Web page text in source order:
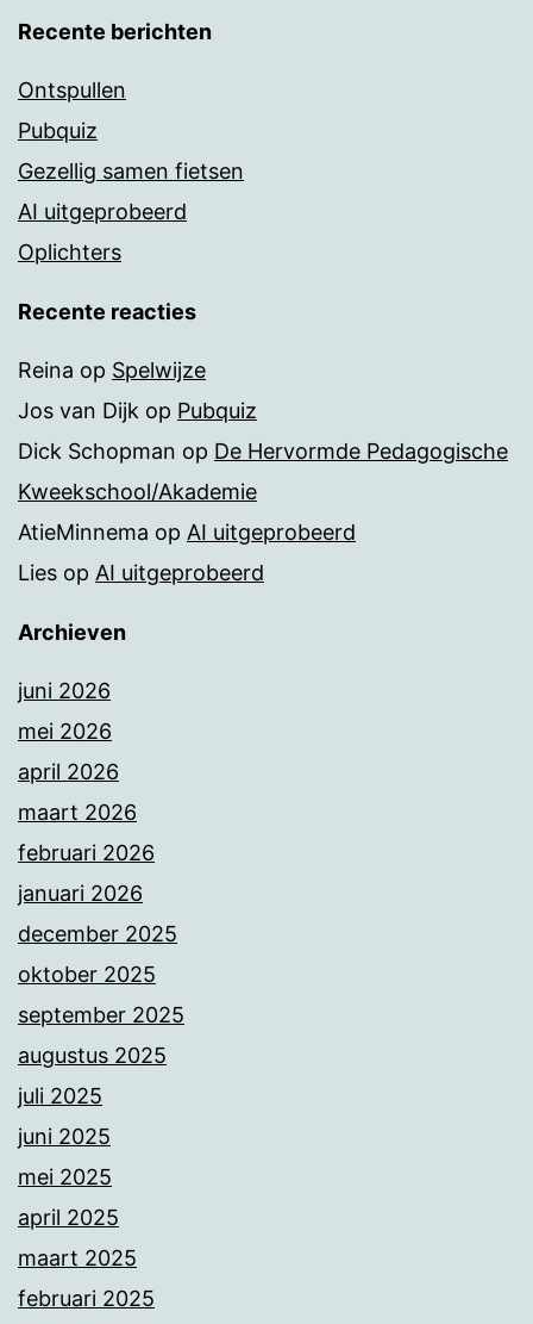
Recente berichten
Ontspullen
Pubquiz
Gezellig samen fietsen
AI uitgeprobeerd
Oplichters
Recente reacties
Reina op Spelwijze
Jos van Dijk op Pubquiz
Dick Schopman op De Hervormde Pedagogische
Kweekschool/Akademie
AtieMinnema op AI uitgeprobeerd
Lies op AI uitgeprobeerd
Archieven
juni 2026
mei 2026
april 2026
maart 2026
februari 2026
januari 2026
december 2025
oktober 2025
september 2025
augustus 2025
juli 2025
juni 2025
mei 2025
april 2025
maart 2025
februari 2025